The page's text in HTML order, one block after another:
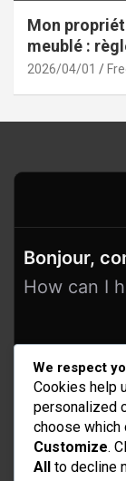
Mon
meublé :
2026/04/01
Bonjour,
How can I
We respect
Cookies help
personalized
choose
Customize.
All to decline